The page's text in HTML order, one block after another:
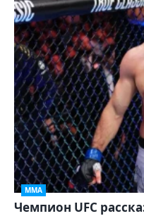
ММА
Чемпион UFC